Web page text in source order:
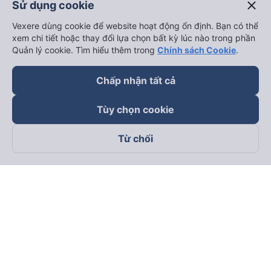
Theo dõi chúng tôi trên
Sử dụng cookie close
Vexere dùng cookie để website hoạt động ổn định. Bạn có thể
xem chi tiết hoặc thay đổi lựa chọn bất kỳ lúc nào trong phần
Quản lý cookie. Tìm hiểu thêm trong Chính sách Cookie.
Chấp nhận tất cả
Tùy chọn cookie
Từ chối